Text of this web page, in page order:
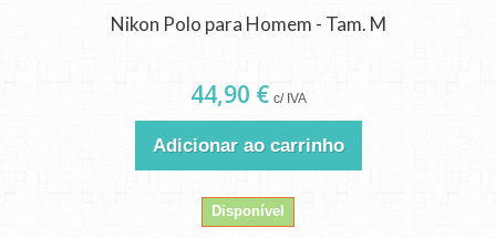
Nikon Polo para Homem - Tam. M
44,90 € c/ IVA
Adicionar ao carrinho
Disponível